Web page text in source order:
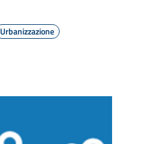
Urbanizzazione